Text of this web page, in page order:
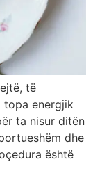
të
topa energjik
ta nisur ditën
dhe
është